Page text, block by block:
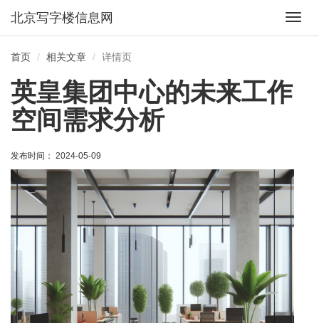
切
北京写字楼信息网
首页 相关文章 详情页
英皇集团中心的未来工作
空间需求分析
发布时间： 2024-05-09